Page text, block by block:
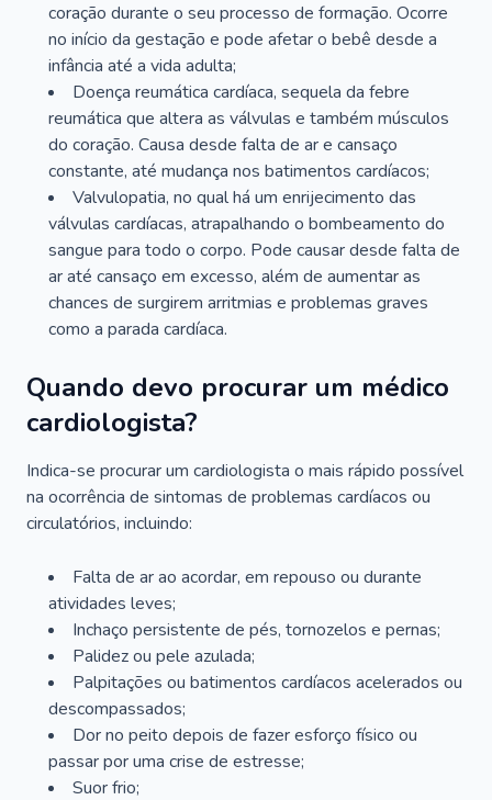
coração durante o seu processo de formação. Ocorre
no início da gestação e pode afetar o bebê desde a
infância até a vida adulta;
Doença reumática cardíaca, sequela da febre
reumática que altera as válvulas e também músculos
do coração. Causa desde falta de ar e cansaço
constante, até mudança nos batimentos cardíacos;
Valvulopatia, no qual há um enrijecimento das
válvulas cardíacas, atrapalhando o bombeamento do
sangue para todo o corpo. Pode causar desde falta de
ar até cansaço em excesso, além de aumentar as
chances de surgirem arritmias e problemas graves
como a parada cardíaca.
Quando devo procurar um médico
cardiologista?
Indica-se procurar um cardiologista o mais rápido possível
na ocorrência de sintomas de problemas cardíacos ou
circulatórios, incluindo:
Falta de ar ao acordar, em repouso ou durante
atividades leves;
Inchaço persistente de pés, tornozelos e pernas;
Palidez ou pele azulada;
Palpitações ou batimentos cardíacos acelerados ou
descompassados;
Dor no peito depois de fazer esforço físico ou
passar por uma crise de estresse;
Suor frio;